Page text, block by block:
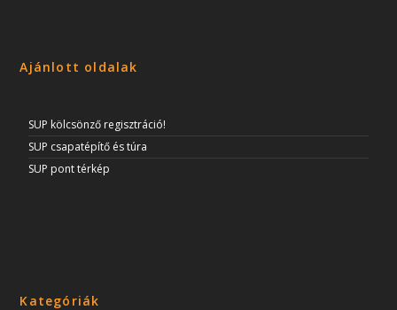
Ajánlott oldalak
SUP kölcsönző regisztráció!
SUP csapatépítő és túra
SUP pont térkép
Kategóriák